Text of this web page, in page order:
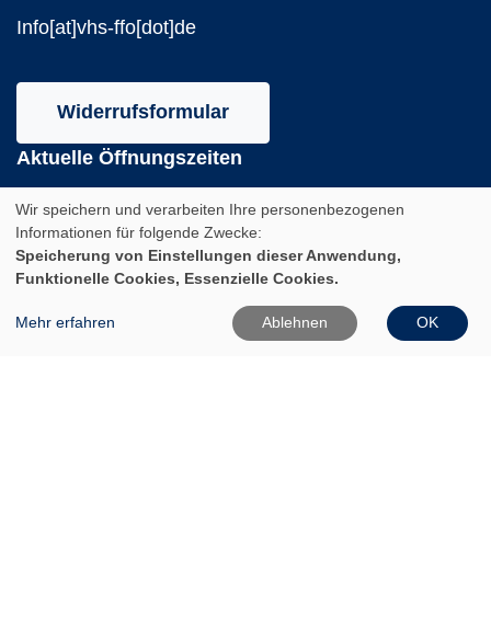
Info[at]vhs-ffo[dot]de
Widerrufsformular
Aktuelle Öffnungszeiten
Montag:
10:00 - 12:00 und 14:00 - 16:00 Uhr
10:00 - 12:00 und 14:00 - 18:00 Uhr
Wir speichern und verarbeiten Ihre personenbezogenen
Informationen für folgende Zwecke:
Speicherung von Einstellungen dieser Anwendung,
Funktionelle Cookies, Essenzielle Cookies.
Mehr erfahren Ablehnen OK